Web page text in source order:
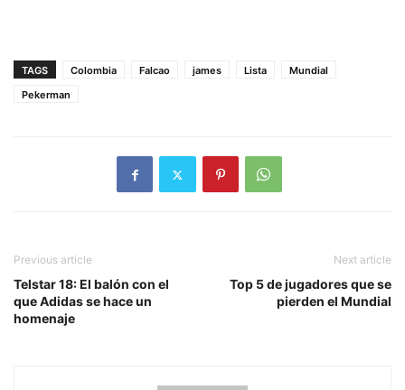
TAGS Colombia Falcao james Lista
Mundial
Pekerman
Previous article
Telstar 18: El balón con el
que Adidas se hace un
homenaje
Next article
Top 5 de jugadores que se
pierden el Mundial